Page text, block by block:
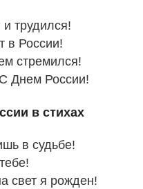
трудился!
в России!
стремился!
Днем России!
в стихах
в судьбе!
свет я рожден!